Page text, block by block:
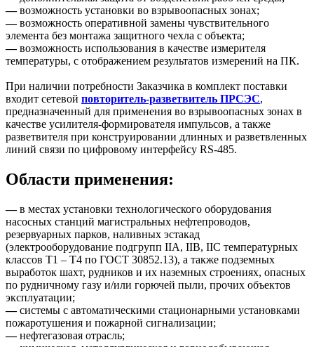
—возможность установки во взрывоопасных зонах;
—возможность оперативной замены чувствительного
элемента без монтажа защитного чехла с объекта;
—возможность использования в качестве измерителя
температуры, с отображением результатов измерений на ПК.
При наличии потребности Заказчика в комплект поставки
входит сетевой повторитель-разветвитель ПРСЭС,
предназначенный для применения во взрывоопасных зонах в
качестве усилителя-формирователя импульсов, а также
разветвителя при конструировании длинных и разветвленных
линий связи по цифровому интерфейсу RS-485.
Области применения:
—в местах установки технологического оборудования
насосных станций магистральных нефтепроводов,
резервуарных парков, наливных эстакад
(электрооборудование подгрупп IIA, IIB, IIC температурных
классов Т1 – Т4 по ГОСТ 30852.13), а также подземных
выработок шахт, рудников и их наземных строениях, опасных
по рудничному газу и/или горючей пыли, прочих объектов
эксплуатации;
—системы с автоматическими стационарными установками
пожаротушения и пожарной сигнализации;
—нефтегазовая отрасль;